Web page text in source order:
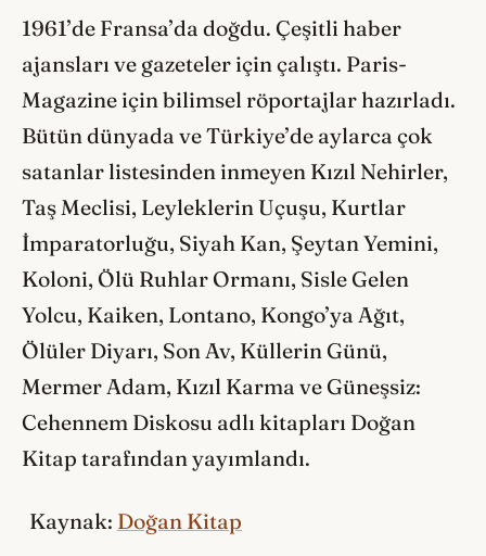
1961’de Fransa’da doğdu. Çeşitli haber
ajansları ve gazeteler için çalıştı. Paris-
Magazine için bilimsel röportajlar hazırladı.
Bütün dünyada ve Türkiye’de aylarca çok
satanlar listesinden inmeyen Kızıl Nehirler,
Taş Meclisi, Leyleklerin Uçuşu, Kurtlar
İmparatorluğu, Siyah Kan, Şeytan Yemini,
Koloni, Ölü Ruhlar Ormanı, Sisle Gelen
Yolcu, Kaiken, Lontano, Kongo’ya Ağıt,
Ölüler Diyarı, Son Av, Küllerin Günü,
Mermer Adam, Kızıl Karma ve Güneşsiz:
Cehennem Diskosu adlı kitapları Doğan
Kitap tarafından yayımlandı.
Kaynak: Doğan Kitap